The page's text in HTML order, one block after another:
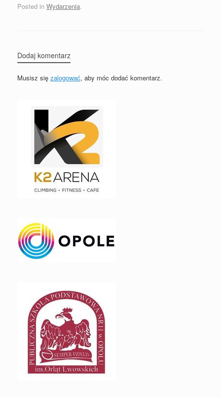
Posted in Wydarzenia.
Dodaj komentarz
Musisz się zalogować, aby móc dodać komentarz.